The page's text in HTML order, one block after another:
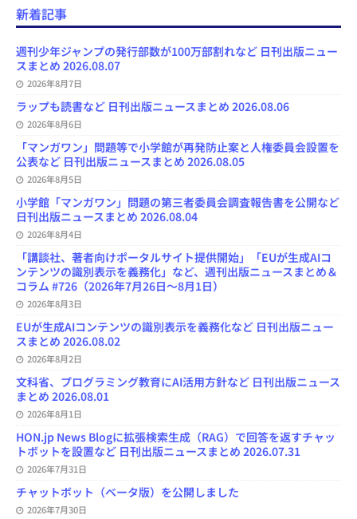
e
b
o
k
s
y
o
o
n
a
s
u
e
C
n
l
l
新着記事
週刊少年ジャンプの発行部数が100万部割れなど 日刊出版ニュー
スまとめ 2026.08.07
2026年8月7日
ラップも読書など 日刊出版ニュースまとめ 2026.08.06
2026年8月6日
「マンガワン」問題等で小学館が再発防止案と人権委員会設置を
公表など 日刊出版ニュースまとめ 2026.08.05
2026年8月5日
小学館「マンガワン」問題の第三者委員会調査報告書を公開など
日刊出版ニュースまとめ 2026.08.04
2026年8月4日
「講談社、著者向けポータルサイト提供開始」「EUが生成AIコ
ンテンツの識別表示を義務化」など、週刊出版ニュースまとめ＆
コラム #726（2026年7月26日～8月1日）
2026年8月3日
EUが生成AIコンテンツの識別表示を義務化など 日刊出版ニュー
スまとめ 2026.08.02
2026年8月2日
文科省、プログラミング教育にAI活用方針など 日刊出版ニュース
まとめ 2026.08.01
2026年8月1日
HON.jp News Blogに拡張検索生成（RAG）で回答を返すチャッ
トボットを設置など 日刊出版ニュースまとめ 2026.07.31
2026年7月31日
チャットボット（ベータ版）を公開しました
2026年7月30日